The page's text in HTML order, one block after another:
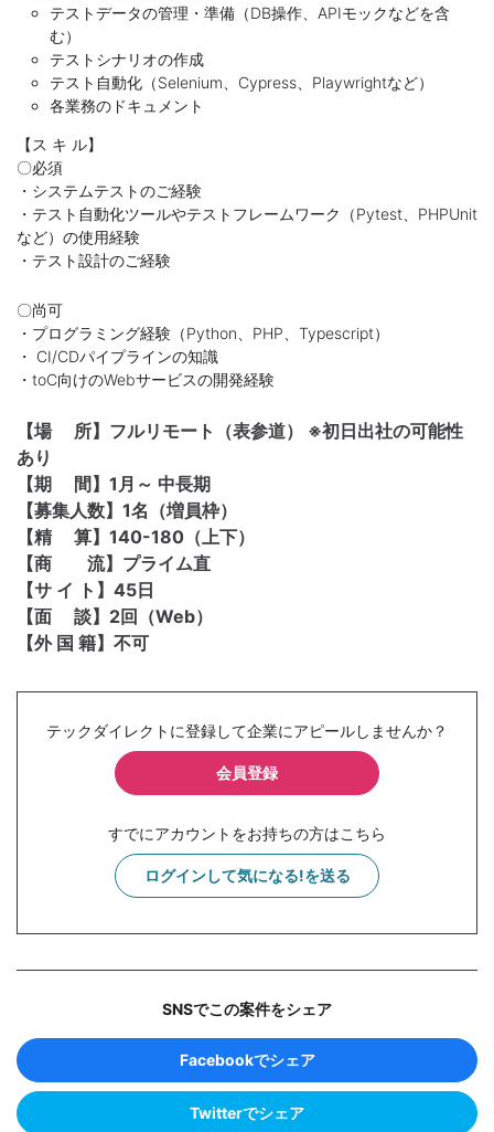
テストデータの管理・準備（DB操作、APIモックなどを含
む）
テストシナリオの作成
テスト自動化（Selenium、Cypress、Playwrightなど）
各業務のドキュメント
【ス キ ル】
〇必須
・システムテストのご経験
・テスト自動化ツールやテストフレームワーク（Pytest、PHPUnit
など）の使用経験
・テスト設計のご経験
〇尚可
・プログラミング経験（Python、PHP、Typescript）
・ CI/CDパイプラインの知識
・toC向けのWebサービスの開発経験
【場 所】フルリモート（表参道） ※初日出社の可能性
あり
【期 間】1月～ 中長期
【募集人数】1名（増員枠）
【精 算】140-180（上下）
【商 流】プライム直
【サ イ ト】45日
【面 談】2回（Web）
【外 国 籍】不可
テックダイレクトに登録して企業にアピールしませんか？
会員登録
すでにアカウントをお持ちの方はこちら
ログインして気になる!を送る
SNSでこの案件をシェア
Facebookでシェア
Twitterでシェア